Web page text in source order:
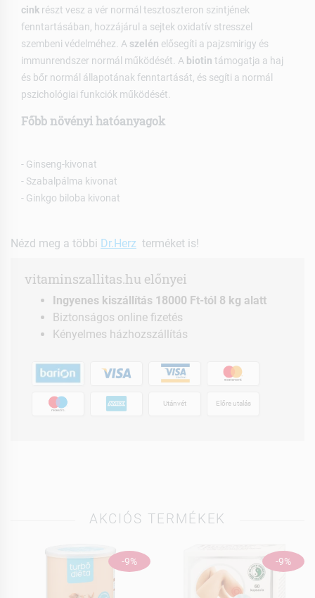
cink részt vesz a vér normál tesztoszteron szintjének
fenntartásában, hozzájárul a sejtek oxidatív stresszel
szembeni védelméhez. A szelén elősegíti a pajzsmirigy és
immunrendszer normál működését. A biotin támogatja a haj
és bőr normál állapotának fenntartását, és segíti a normál
pszichológiai funkciók működését.
Főbb növényi hatóanyagok
- Ginseng-kivonat
- Szabalpálma kivonat
- Ginkgo biloba kivonat
Nézd meg a többi Dr.Herz terméket is!
vitaminszallitas.hu előnyei
Ingyenes kiszállítás 18000 Ft-tól 8 kg alatt
Biztonságos online fizetés
Kényelmes házhozszállítás
Utánvét Előre utalás
AKCIÓS TERMÉKEK
-9% -9%